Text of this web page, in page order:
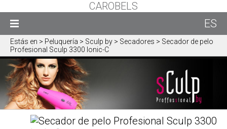
CAROBELS
ES
Estás en > Peluquería > Sculp by > Secadores > Secador de pelo
Profesional Sculp 3300 Ionic-C